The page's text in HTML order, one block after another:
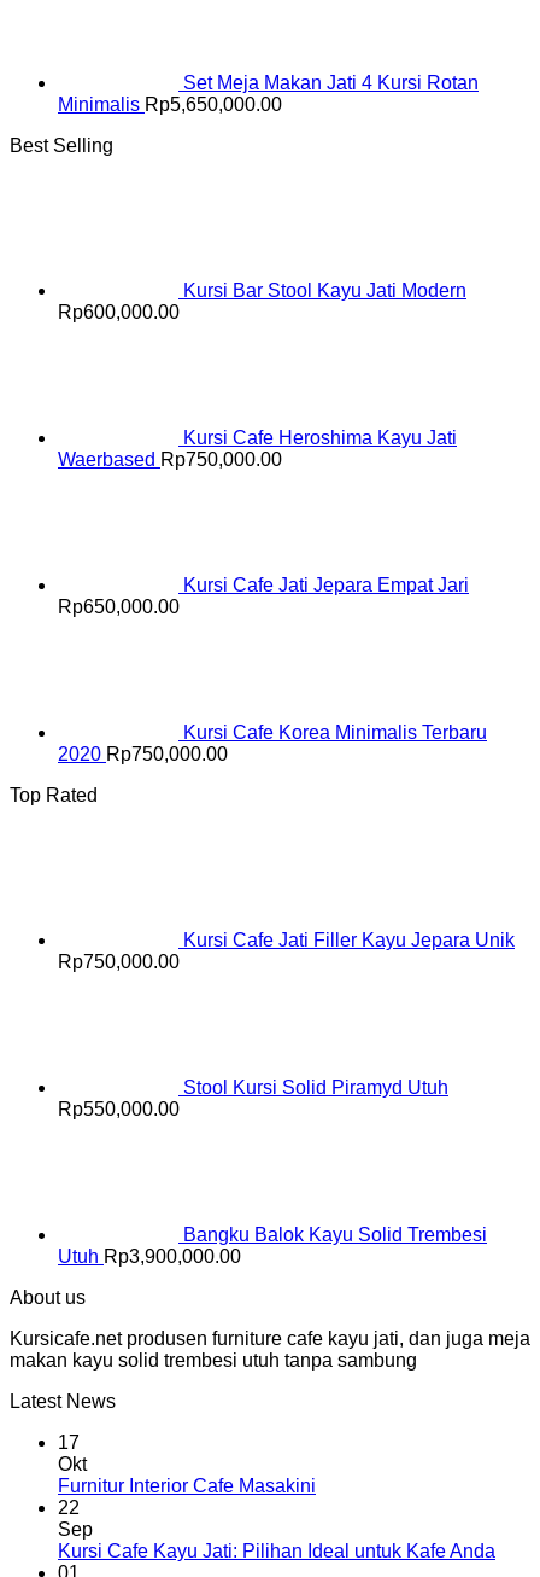
Set Meja Makan Jati 4 Kursi Rotan
Minimalis Rp5,650,000.00
Best Selling
Kursi Bar Stool Kayu Jati Modern
Rp600,000.00
Kursi Cafe Heroshima Kayu Jati
Waerbased Rp750,000.00
Kursi Cafe Jati Jepara Empat Jari
Rp650,000.00
Kursi Cafe Korea Minimalis Terbaru
2020 Rp750,000.00
Top Rated
Kursi Cafe Jati Filler Kayu Jepara Unik
Rp750,000.00
Stool Kursi Solid Piramyd Utuh
Rp550,000.00
Bangku Balok Kayu Solid Trembesi
Utuh Rp3,900,000.00
About us
Kursicafe.net produsen furniture cafe kayu jati, dan juga meja
makan kayu solid trembesi utuh tanpa sambung
Latest News
17
Okt
Furnitur Interior Cafe Masakini
22
Sep
Kursi Cafe Kayu Jati: Pilihan Ideal untuk Kafe Anda